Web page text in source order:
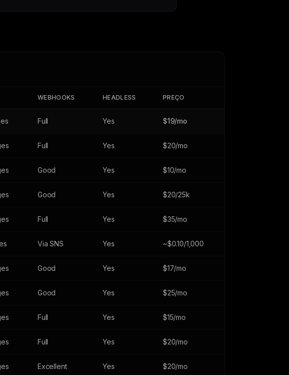
WEBHOOKS HEADLESS PREÇO
Full Yes $19/mo
Full Yes $20/mo
Good Yes $10/mo
Good Yes $20/25k
Full Yes $35/mo
Via SNS Yes ~$0.10/1,000
Good Yes $17/mo
Good Yes $25/mo
Full Yes $15/mo
Full Yes $20/mo
Excellent Yes $20/mo